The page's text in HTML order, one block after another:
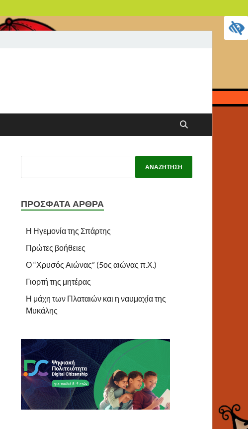
ΠΡΌΣΦΑΤΑ ΆΡΘΡΑ
Η Ηγεμονία της Σπάρτης
Πρώτες βοήθειες
Ο “Χρυσός Αιώνας” (5ος αιώνας π.Χ.)
Γιορτή της μητέρας
Η μάχη των Πλαταιών και η ναυμαχία της
Μυκάλης